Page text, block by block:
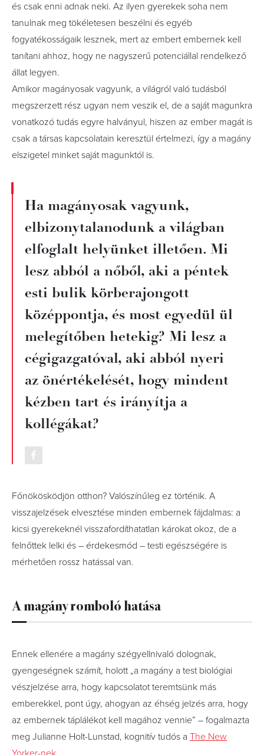
és csak enni adnak neki. Az ilyen gyerekek soha nem
tanulnak meg tökéletesen beszélni és egyéb
fogyatékosságaik lesznek, mert az embert embernek kell
tanítani ahhoz, hogy ne nagyszerű potenciállal rendelkező
állat legyen.
Amikor magányosak vagyunk, a világról való tudásból
megszerzett rész ugyan nem veszik el, de a saját magunkra
vonatkozó tudás egyre halványul, hiszen az ember magát is
csak a társas kapcsolatain keresztül értelmezi, így a magány
elszigetel minket saját magunktól is.
Ha magányosak vagyunk,
elbizonytalanodunk a világban
elfoglalt helyünket illetően. Mi
lesz abból a nőből, aki a péntek
esti bulik körberajongott
középpontja, és most egyedül ül
melegítőben hetekig? Mi lesz a
cégigazgatóval, aki abból nyeri
az önértékelését, hogy mindent
kézben tart és irányítja a
kollégákat?
Főnökösködjön otthon? Valószínűleg ez történik. A
visszajelzések elvesztése minden embernek fájdalmas: a
kicsi gyerekeknél visszafordíthatatlan károkat okoz, de a
felnőttek lelki és – érdekesmód – testi egészségére is
mérhetően rossz hatással van.
A magány romboló hatása
Ennek ellenére a magány szégyellnivaló dolognak,
gyengeségnek számít, holott „a magány a test biológiai
vészjelzése arra, hogy kapcsolatot teremtsünk más
emberekkel, pont úgy, ahogyan az éhség jelzés arra, hogy
az embernek táplálékot kell magához vennie” – fogalmazta
meg Julianne Holt-Lunstad, kognitív tudós a The New